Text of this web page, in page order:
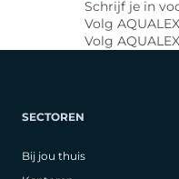
Schrijf je in
Volg
Volg
SECTOREN
Bij jou thuis